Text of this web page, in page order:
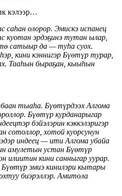
кэлээр…
олорор. Эмискэ испанец
куотан эрдэҕинэ тутан ылар,
сатыыр да — туһа суох.
кини кэннигэр Бүөтүр турар,
Тааһын быраҕан, кыыһын
тыаһа. Бүөтүрдээх Алгома
Бүөтүр курданарыгар
бэйэлэрин кэккэлэригэр
сотоллор, хотой куорсунун
индеец — ити Алгома убайа
амулетын устан Бүөтүр
илиитин кини санныгар уурар.
эмиэ кинилэри кытары
биэрэллэр. Амитола